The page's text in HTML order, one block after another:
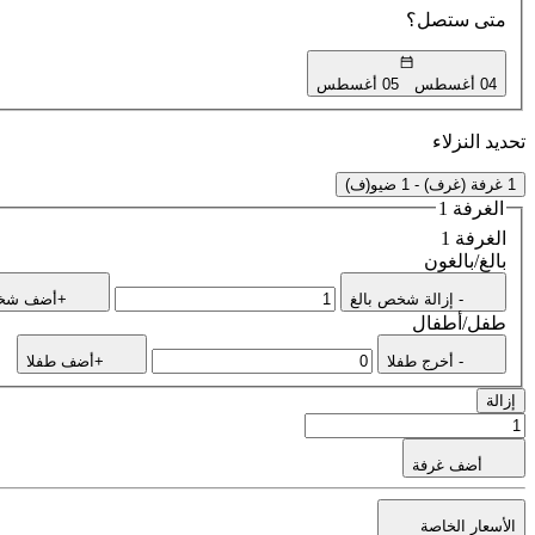
متى ستصل؟
04 أغسطس 05 أغسطس
تحديد النزلاء
1 غرفة (غرف) - 1 ضيو(ف)
الغرفة 1
الغرفة 1
بالغ/بالغون
- إزالة شخص بالغ +أضف
طفل/أطفال
- أخرج طفلا +أضف طفلا
إزالة
أضف غرفة
الأسعار الخاصة